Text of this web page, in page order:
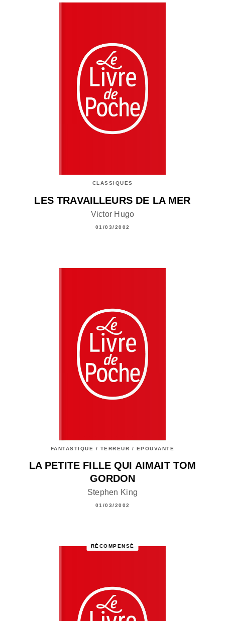
CLASSIQUES
LES TRAVAILLEURS DE LA MER
Victor Hugo
01/03/2002
FANTASTIQUE / TERREUR / EPOUVANTE
LA PETITE FILLE QUI AIMAIT TOM
GORDON
Stephen King
01/03/2002
RÉCOMPENSÉ